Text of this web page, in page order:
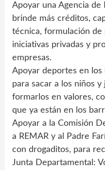
Apoyar una Agencia de
brinde más créditos,
técnica, formulación
iniciativas privadas y
empresas.
Apoyar deportes en
para sacar a los niños y
formarlos en valores,
que ya están en los
Apoyar a la Comisión
a REMAR y al Padre
con drogaditos, para
Junta Departamental: